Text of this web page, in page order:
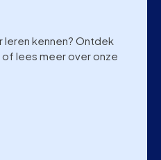
leren kennen? Ontdek
of lees meer over onze